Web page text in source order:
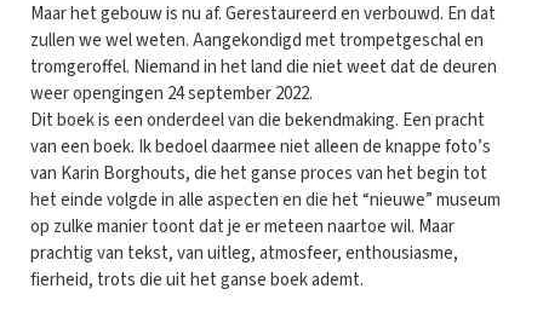
Maar het gebouw is nu af. Gerestaureerd en verbouwd. En dat
zullen we wel weten. Aangekondigd met trompetgeschal en
tromgeroffel. Niemand in het land die niet weet dat de deuren
weer opengingen 24 september 2022.
Dit boek is een onderdeel van die bekendmaking. Een pracht
van een boek. Ik bedoel daarmee niet alleen de knappe foto’s
van Karin Borghouts, die het ganse proces van het begin tot
het einde volgde in alle aspecten en die het “nieuwe” museum
op zulke manier toont dat je er meteen naartoe wil. Maar
prachtig van tekst, van uitleg, atmosfeer, enthousiasme,
fierheid, trots die uit het ganse boek ademt.